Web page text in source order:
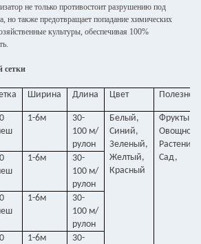
не только противостоит разрушению под
но также предотвращает попадание химических
культуры, обеспечивая 100%
сетки
Ширина Длина Цвет Полезно
1-6м
30-
100 м/
рулон
Белый,
Синий,
Зеленый,
Желтый,
Красный
Фрукты,
Овощной,
Растение,
Сад,
1-6м
30-
100 м/
рулон
1-6м
30-
100 м/
рулон
1-6м
30-